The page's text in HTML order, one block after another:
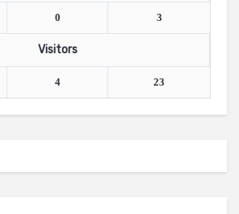
0 3
Visitors
4 23